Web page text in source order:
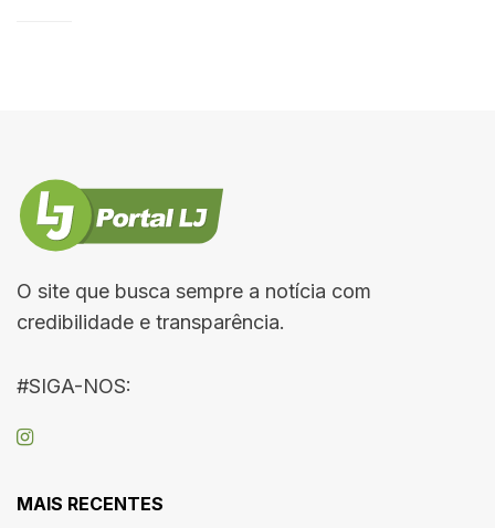
O site que busca sempre a notícia com
credibilidade e transparência.
#SIGA-NOS:
MAIS RECENTES